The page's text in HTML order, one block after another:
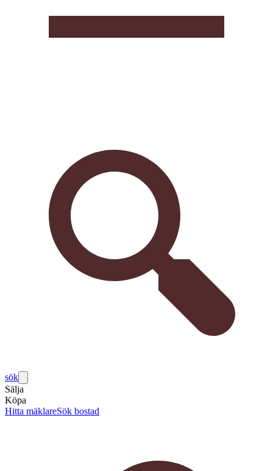
sök
Sälja
Köpa
Hitta mäklareSök bostad